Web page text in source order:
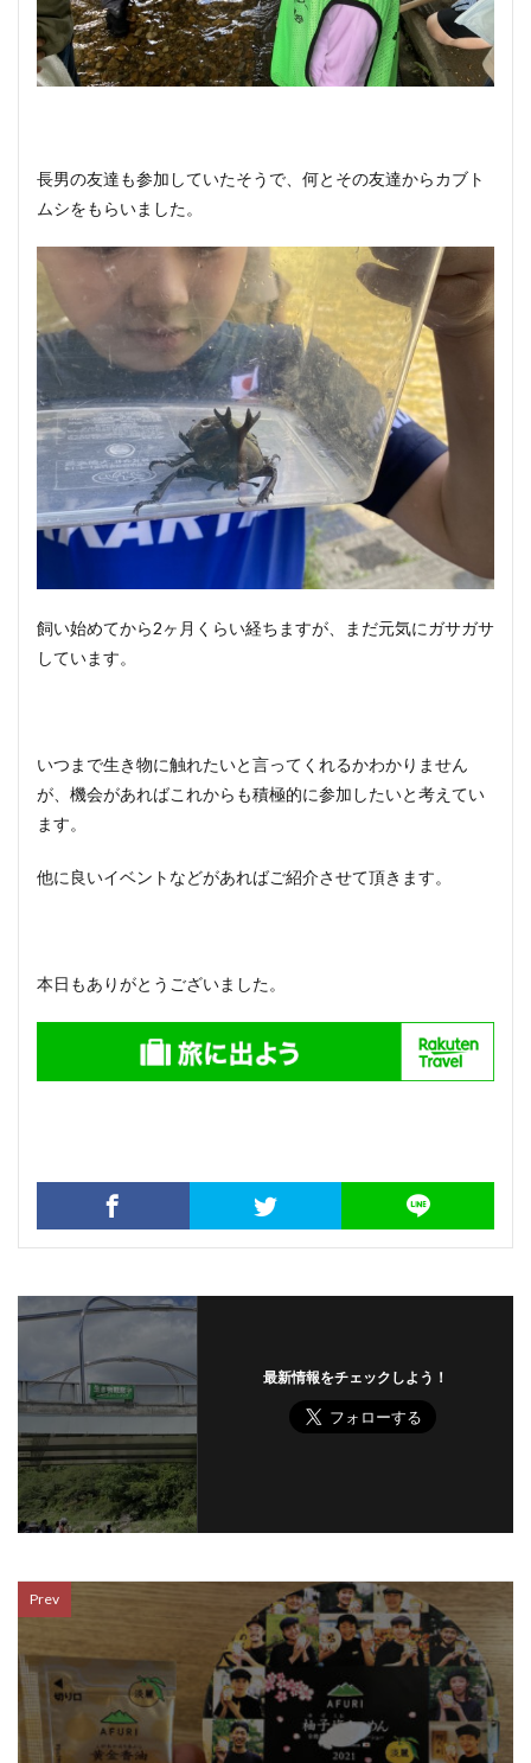
長男の友達も参加していたそうで、何とその友達からカブト
ムシをもらいました。
飼い始めてから2ヶ月くらい経ちますが、まだ元気にガサガサ
しています。
いつまで生き物に触れたいと言ってくれるかわかりません
が、機会があればこれからも積極的に参加したいと考えてい
ます。
他に良いイベントなどがあればご紹介させて頂きます。
本日もありがとうございました。
最新情報をチェックしよう！
Prev